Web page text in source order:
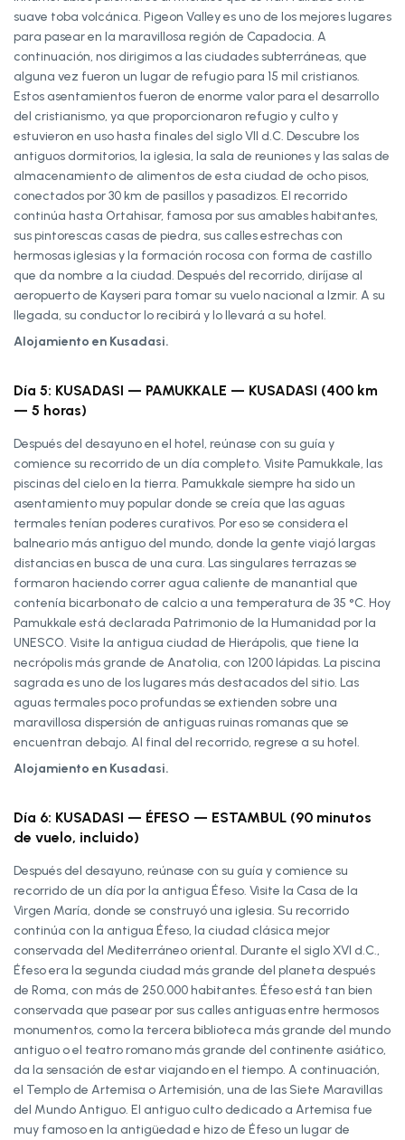
suave toba volcánica. Pigeon Valley es uno de los mejores lugares
para pasear en la maravillosa región de Capadocia. A
continuación, nos dirigimos a las ciudades subterráneas, que
alguna vez fueron un lugar de refugio para 15 mil cristianos.
Estos asentamientos fueron de enorme valor para el desarrollo
del cristianismo, ya que proporcionaron refugio y culto y
estuvieron en uso hasta finales del siglo VII d.C. Descubre los
antiguos dormitorios, la iglesia, la sala de reuniones y las salas de
almacenamiento de alimentos de esta ciudad de ocho pisos,
conectados por 30 km de pasillos y pasadizos. El recorrido
continúa hasta Ortahisar, famosa por sus amables habitantes,
sus pintorescas casas de piedra, sus calles estrechas con
hermosas iglesias y la formación rocosa con forma de castillo
que da nombre a la ciudad. Después del recorrido, diríjase al
aeropuerto de Kayseri para tomar su vuelo nacional a Izmir. A su
llegada, su conductor lo recibirá y lo llevará a su hotel.
Alojamiento en Kusadasi.
Día 5: KUSADASI — PAMUKKALE — KUSADASI (400 km
— 5 horas)
Después del desayuno en el hotel, reúnase con su guía y
comience su recorrido de un día completo. Visite Pamukkale, las
piscinas del cielo en la tierra. Pamukkale siempre ha sido un
asentamiento muy popular donde se creía que las aguas
termales tenían poderes curativos. Por eso se considera el
balneario más antiguo del mundo, donde la gente viajó largas
distancias en busca de una cura. Las singulares terrazas se
formaron haciendo correr agua caliente de manantial que
contenía bicarbonato de calcio a una temperatura de 35 °C. Hoy
Pamukkale está declarada Patrimonio de la Humanidad por la
UNESCO. Visite la antigua ciudad de Hierápolis, que tiene la
necrópolis más grande de Anatolia, con 1200 lápidas. La piscina
sagrada es uno de los lugares más destacados del sitio. Las
aguas termales poco profundas se extienden sobre una
maravillosa dispersión de antiguas ruinas romanas que se
encuentran debajo. Al final del recorrido, regrese a su hotel.
Alojamiento en Kusadasi.
Día 6: KUSADASI — ÉFESO — ESTAMBUL (90 minutos
de vuelo, incluido)
Después del desayuno, reúnase con su guía y comience su
recorrido de un día por la antigua Éfeso. Visite la Casa de la
Virgen María, donde se construyó una iglesia. Su recorrido
continúa con la antigua Éfeso, la ciudad clásica mejor
conservada del Mediterráneo oriental. Durante el siglo XVI d.C.,
Éfeso era la segunda ciudad más grande del planeta después
de Roma, con más de 250.000 habitantes. Éfeso está tan bien
conservada que pasear por sus calles antiguas entre hermosos
monumentos, como la tercera biblioteca más grande del mundo
antiguo o el teatro romano más grande del continente asiático,
da la sensación de estar viajando en el tiempo. A continuación,
el Templo de Artemisa o Artemisión, una de las Siete Maravillas
del Mundo Antiguo. El antiguo culto dedicado a Artemisa fue
muy famoso en la antigüedad e hizo de Éfeso un lugar de